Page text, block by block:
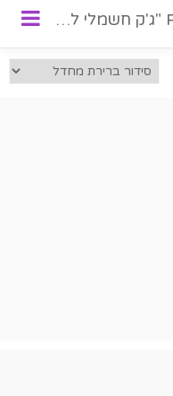
Product tagged "ג'ק חשמלי לרכב"